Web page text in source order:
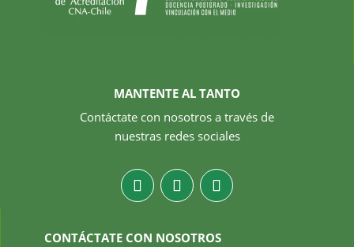
MANTENTE AL TANTO
Contáctate con nosotros a través de
nuestras redes sociales
CONTÁCTATE CON NOSOTROS